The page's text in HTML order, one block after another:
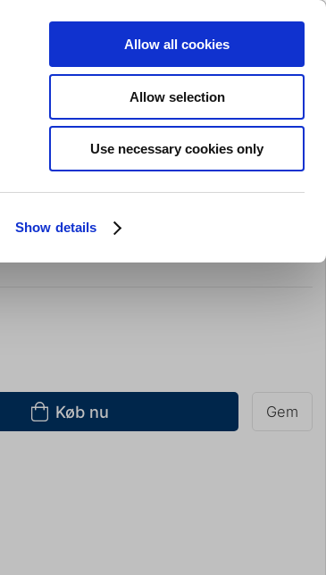
Show details
Allow all cookies
Allow selection
Use necessary cookies only
Indkøbskurv (0)
Barudstyr Tilbud Brands Slibning
- 180mm
Køb nu Gem